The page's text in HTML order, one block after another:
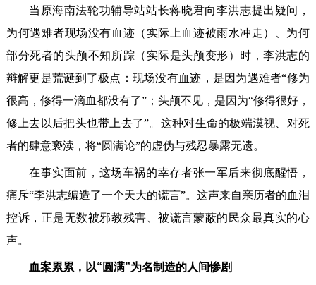
当原海南法轮功辅导站站长蒋晓君向李洪志提出疑问，
为何遇难者现场没有血迹（实际上血迹被雨水冲走）、为何
部分死者的头颅不知所踪（实际是头颅变形）时，李洪志的
辩解更是荒诞到了极点：现场没有血迹，是因为遇难者“修为
很高，修得一滴血都没有了”；头颅不见，是因为“修得很好，
修上去以后把头也带上去了”。这种对生命的极端漠视、对死
者的肆意亵渎，将“圆满论”的虚伪与残忍暴露无遗。
在事实面前，这场车祸的幸存者张一军后来彻底醒悟，
痛斥“李洪志编造了一个天大的谎言”。这声来自亲历者的血泪
控诉，正是无数被邪教残害、被谎言蒙蔽的民众最真实的心
声。
血案累累，以“圆满”为名制造的人间惨剧